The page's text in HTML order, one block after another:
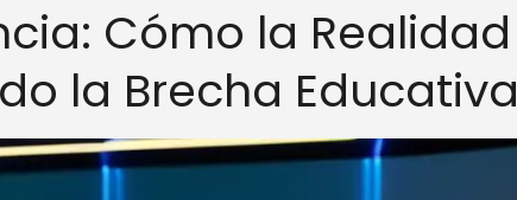
Cómo la Realidad
la Brecha Educativa